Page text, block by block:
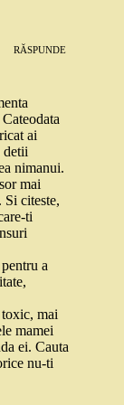
RĂSPUNDE
ai
detii
nimanui.
mai
Si citeste,
ti
a
mai
mamei
ei. Cauta
nu-ti